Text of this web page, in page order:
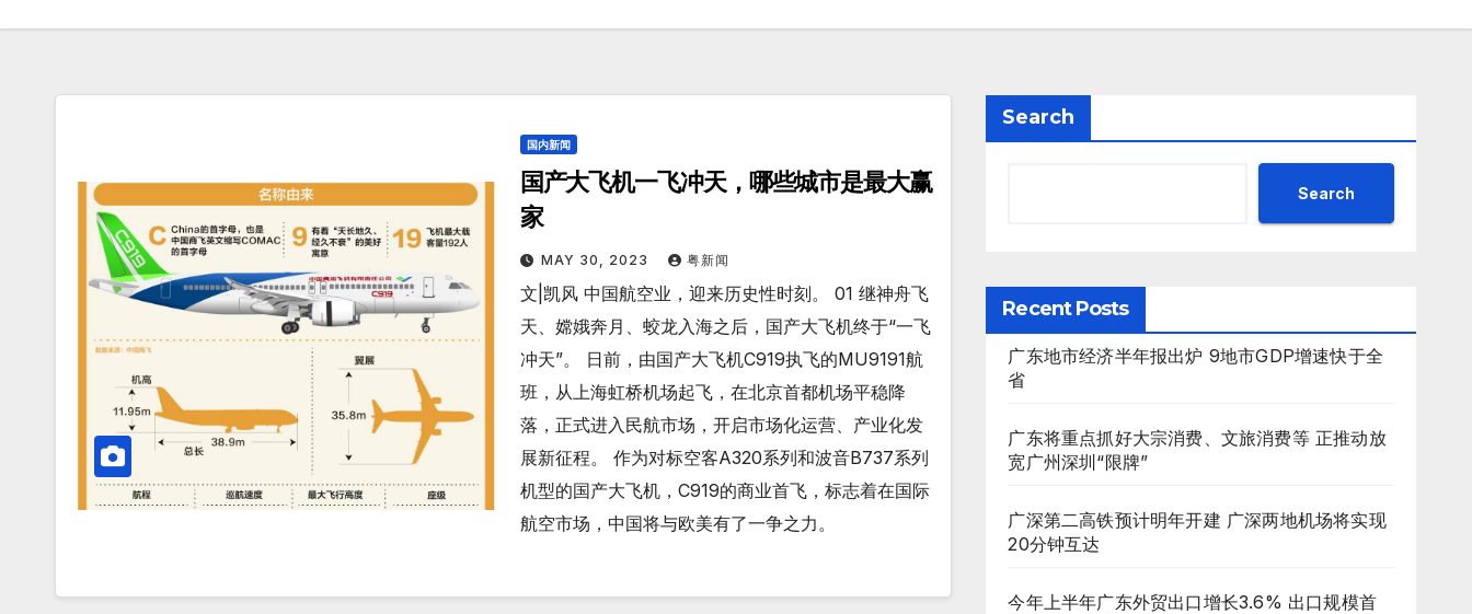
国内新闻
国产大飞机一飞冲天，哪些城市是最大赢
家
MAY 30, 2023 粤新闻
文|凯风 中国航空业，迎来历史性时刻。 01 继神舟飞
天、嫦娥奔月、蛟龙入海之后，国产大飞机终于“一飞
冲天”。 日前，由国产大飞机C919执飞的MU9191航
班，从上海虹桥机场起飞，在北京首都机场平稳降
落，正式进入民航市场，开启市场化运营、产业化发
展新征程。 作为对标空客A320系列和波音B737系列
机型的国产大飞机，C919的商业首飞，标志着在国际
航空市场，中国将与欧美有了一争之力。
Search
Search
Recent Posts
广东地市经济半年报出炉 9地市GDP增速快于全
省
广东将重点抓好大宗消费、文旅消费等 正推动放
宽广州深圳“限牌”
广深第二高铁预计明年开建 广深两地机场将实现
20分钟互达
今年上半年广东外贸出口增长3.6% 出口规模首